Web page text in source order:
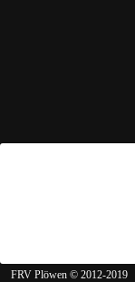
FRV Plöwen © 2012-2019